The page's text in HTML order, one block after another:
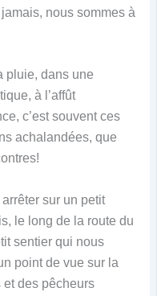
nous sommes à
pluie, dans une
à l’affût
c’est souvent ces
achalandées, que
sur un petit
le long de la route du
sentier qui nous
point de vue sur la
des pêcheurs